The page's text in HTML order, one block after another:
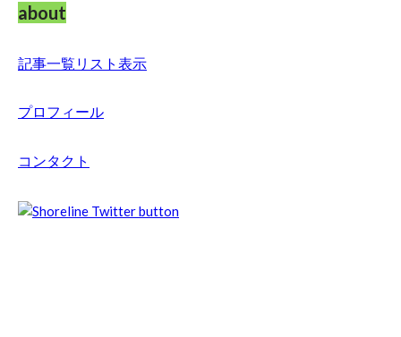
about
記事一覧リスト表示
プロフィール
コンタクト